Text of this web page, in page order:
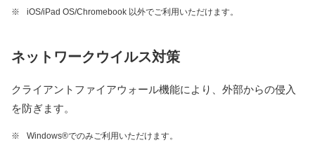
※ iOS/iPad OS/Chromebook 以外でご利用いただけます。
ネットワークウイルス対策
クライアントファイアウォール機能により、外部からの侵入
を防ぎます。
※ Windows®︎でのみご利用いただけます。